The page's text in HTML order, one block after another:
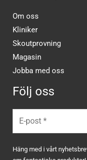
Om oss
Kliniker
Skoutprovning
Magasin
Jobba med oss
Följ oss
Häng med i vårt